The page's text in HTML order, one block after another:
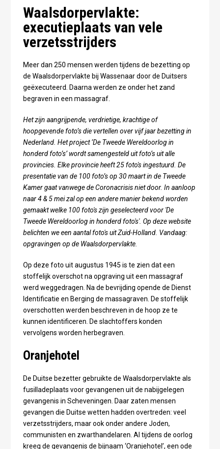
Waalsdorpervlakte:
executieplaats van vele
verzetsstrijders
Meer dan 250 mensen werden tijdens de bezetting op
de Waalsdorpervlakte bij Wassenaar door de Duitsers
geëxecuteerd. Daarna werden ze onder het zand
begraven in een massagraf.
Het zijn aangrijpende, verdrietige, krachtige of
hoopgevende foto’s die vertellen over vijf jaar bezetting in
Nederland. Het project ‘De Tweede Wereldoorlog in
honderd foto’s’ wordt samengesteld uit foto’s uit alle
provincies. Elke provincie heeft 25 foto's ingestuurd. De
presentatie van de 100 foto’s op 30 maart in de Tweede
Kamer gaat vanwege de Coronacrisis niet door. In aanloop
naar 4 & 5 mei zal op een andere manier bekend worden
gemaakt welke 100 foto's zijn geselecteerd voor 'De
Tweede Wereldoorlog in honderd foto's'. Op deze website
belichten we een aantal foto's uit Zuid-Holland. Vandaag:
opgravingen op de Waalsdorpervlakte.
Op deze foto uit augustus 1945 is te zien dat een
stoffelijk overschot na opgraving uit een massagraf
werd weggedragen. Na de bevrijding opende de Dienst
Identificatie en Berging de massagraven. De stoffelijk
overschotten werden beschreven in de hoop ze te
kunnen identificeren. De slachtoffers konden
vervolgens worden herbegraven.
Oranjehotel
De Duitse bezetter gebruikte de Waalsdorpervlakte als
fusilladeplaats voor gevangenen uit de nabijgelegen
gevangenis in Scheveningen. Daar zaten mensen
gevangen die Duitse wetten hadden overtreden: veel
verzetsstrijders, maar ook onder andere Joden,
communisten en zwarthandelaren. Al tijdens de oorlog
kreeg de gevangenis de bijnaam ‘Oranjehotel’, een ode